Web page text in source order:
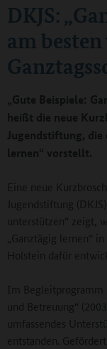
DKJS:
am
„Gute Beispiele:
heißt die neue
Jugendstiftung, die
lernen“ vorstellt.
Eine neue
Jugendstiftung
unterstützen“ zeigt,
„Ganztägig lernen“
Holstein dafür
Im Begleitprogramm
und Betreuung“
umfassendes
entstanden.